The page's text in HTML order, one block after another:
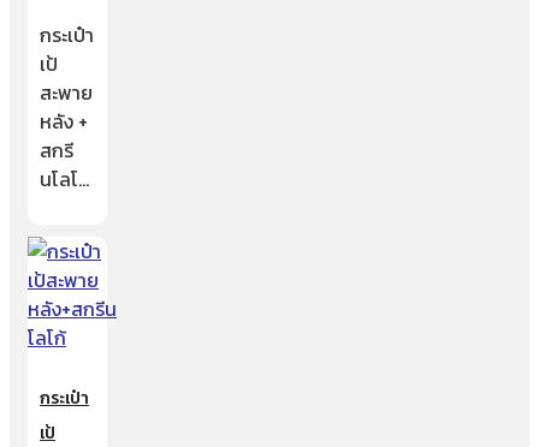
กระเป๋า
เป้
สะพาย
หลัง +
สกรี
นโลโ…
กระเป๋า
เป้